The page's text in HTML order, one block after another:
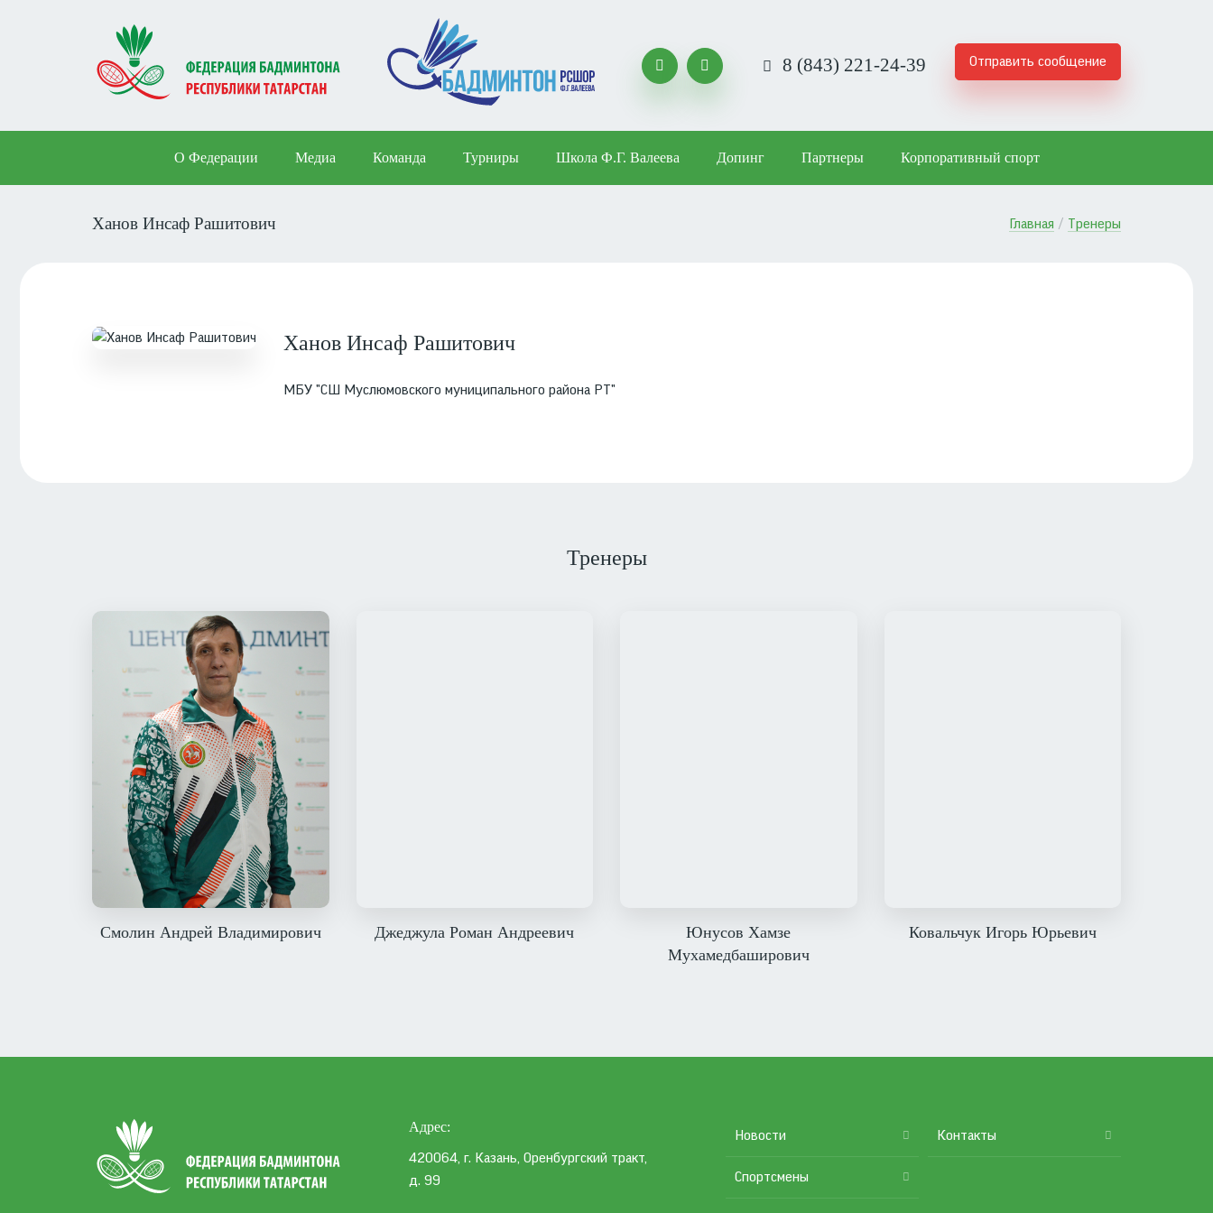
  8 (843) 221-24-39 Отправить сообщение
О Федерации Медиа Команда Турниры Школа Ф.Г. Валеева Допинг Партнеры Корпоративный спорт
Ханов Инсаф Рашитович Главная Тренеры
Ханов Инсаф Рашитович
МБУ "СШ Муслюмовского муниципального района РТ"
Тренеры
Смолин Андрей Владимирович Джеджула Роман Андреевич
Юнусов Хамзе
Мухамедбаширович
Ковальчук Игорь Юрьевич
Адрес
420064, г. Казань, Оренбургский тракт,
д. 99
Подвал
Новости
Спортсмены
Контакты